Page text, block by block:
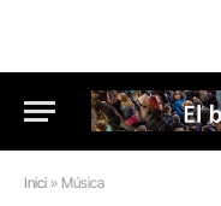
Inici » Música